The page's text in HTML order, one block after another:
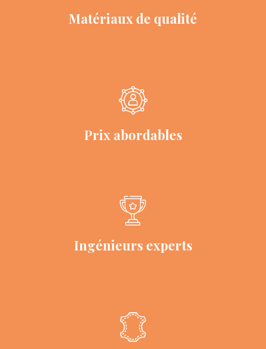
Matériaux de qualité
Prix ​​abordables
Ingénieurs experts